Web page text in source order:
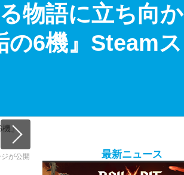
物語に立ち向か
6機』Steamス
が公開 最新ニュース